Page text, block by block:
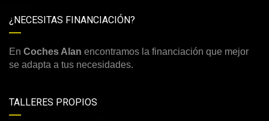
¿NECESITAS FINANCIACIÓN?
En Coches Alan encontramos la financiación que mejor
se adapta a tus necesidades.
TALLERES PROPIOS